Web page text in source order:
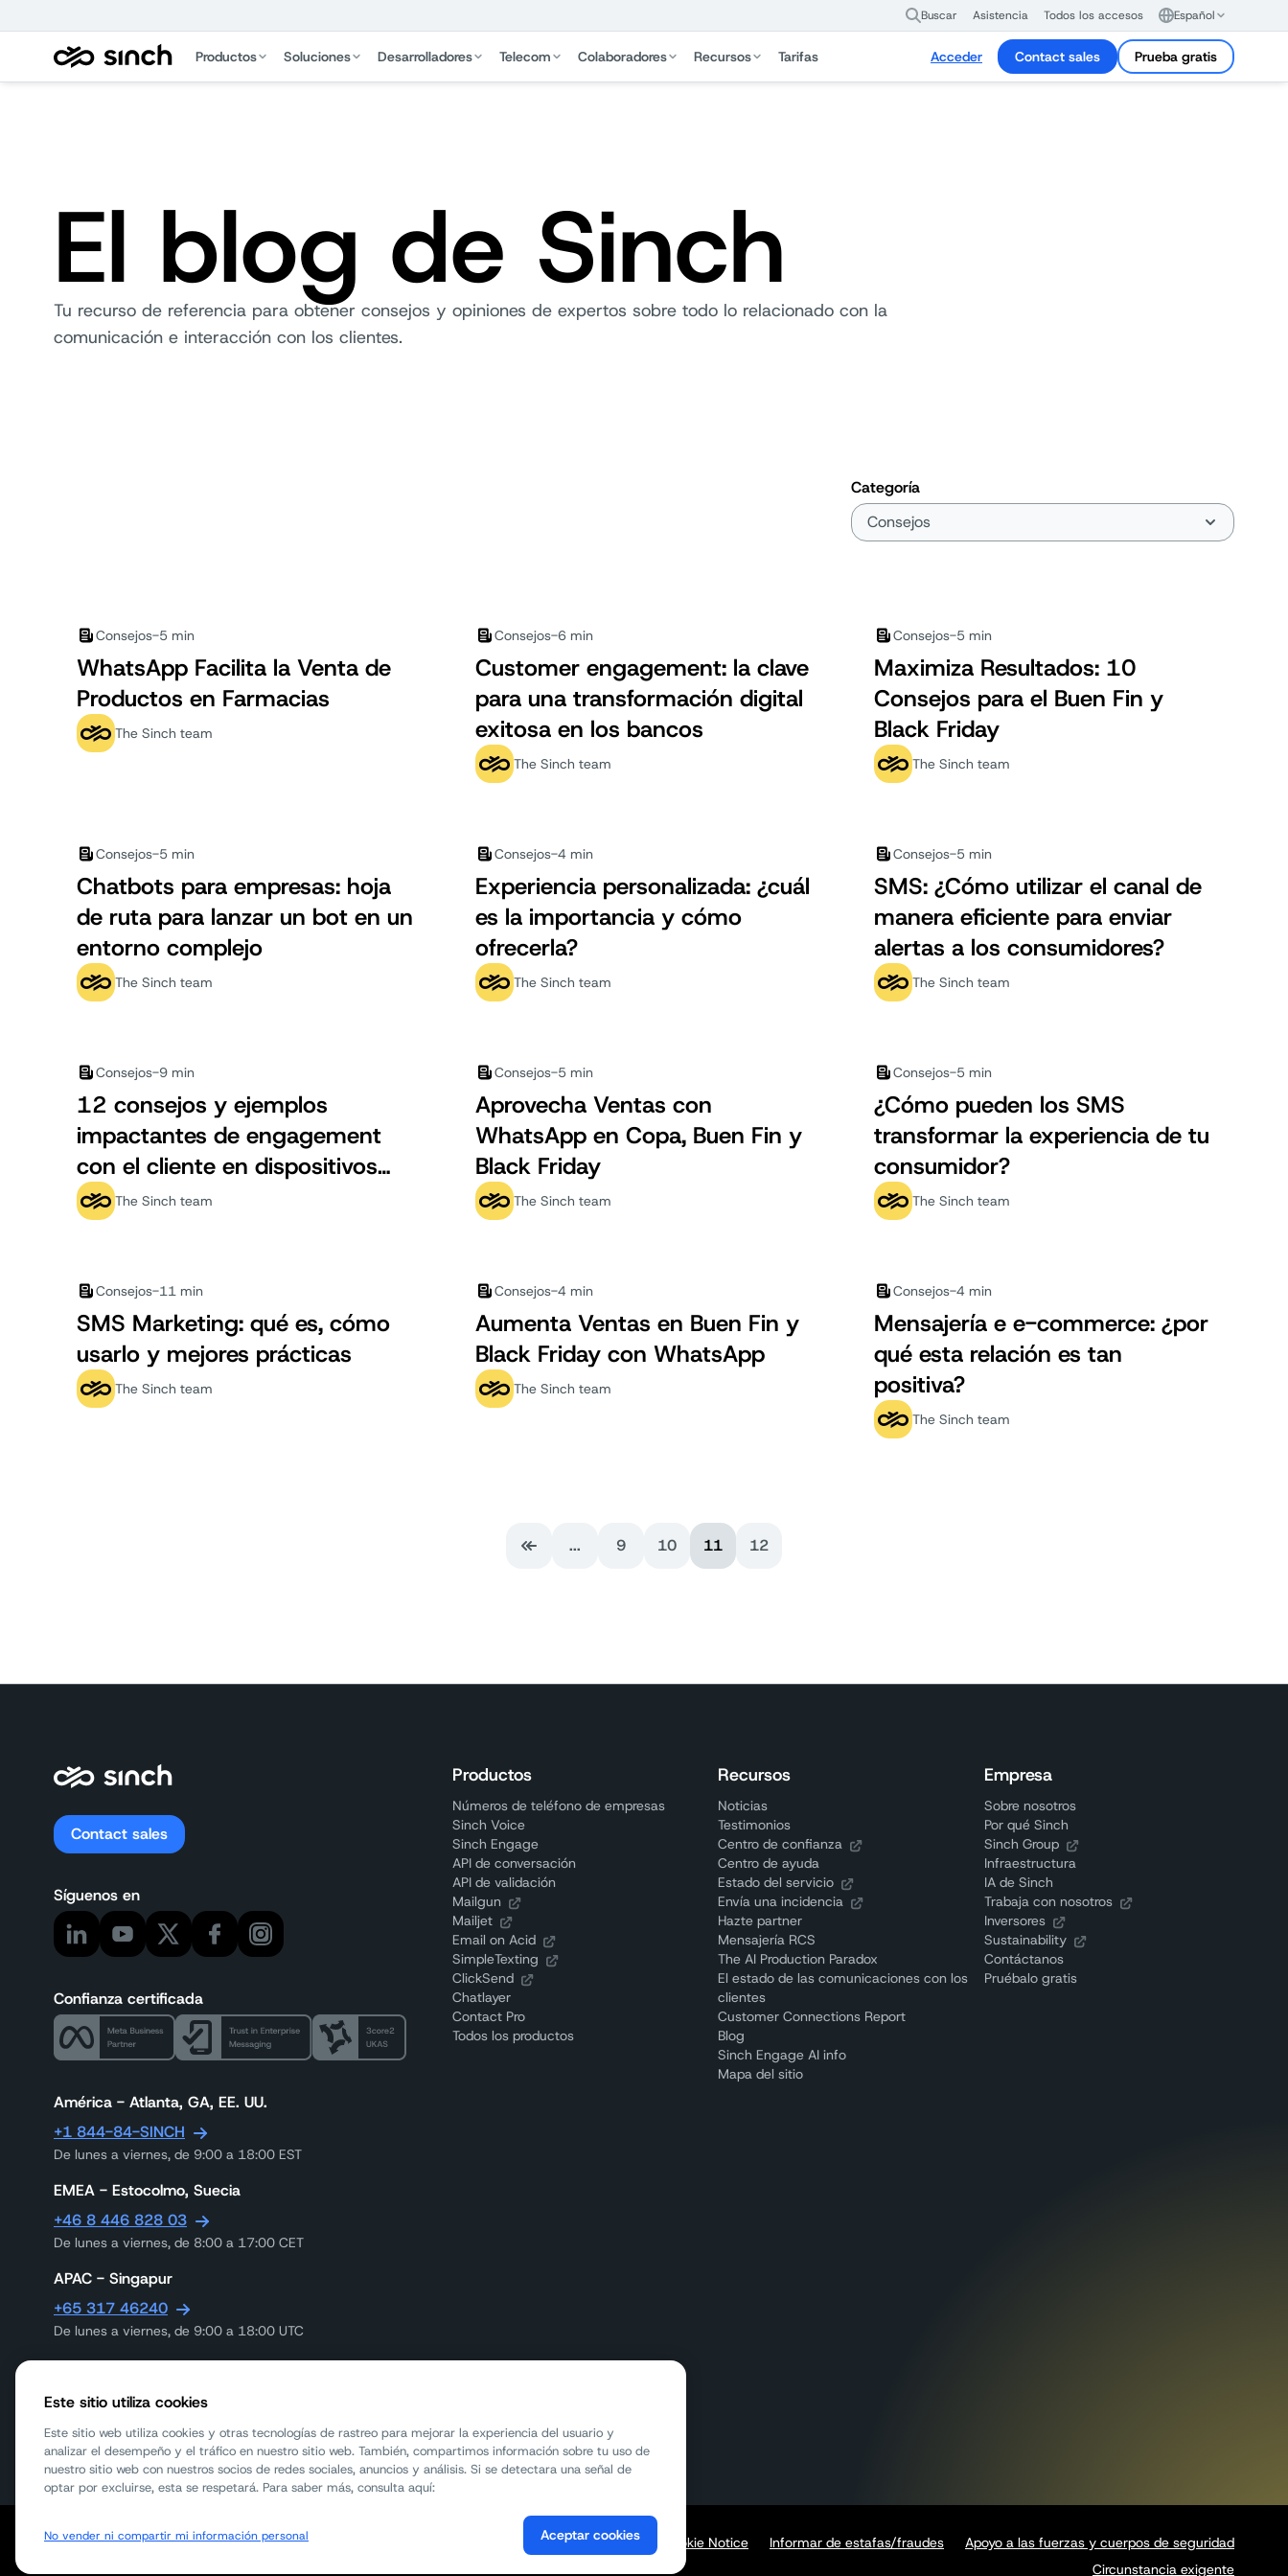
Buscar Asistencia Todos los accesos Español
Productos Soluciones Desarrolladores Telecom Colaboradores Recursos Tarifas Acceder Contact sales Prueba gratis
El blog de Sinch
Tu recurso de referencia para obtener consejos y opiniones de expertos sobre todo lo relacionado con la
comunicación e interacción con los clientes.
Categoría
Consejos-5 min
WhatsApp Facilita la Venta de
Productos en Farmacias
The Sinch team
Consejos-6 min
Customer engagement: la clave
para una transformación digital
exitosa en los bancos
The Sinch team
Consejos-5 min
Maximiza Resultados: 10
Consejos para el Buen Fin y
Black Friday
The Sinch team
Consejos-5 min
Chatbots para empresas: hoja
de ruta para lanzar un bot en un
entorno complejo
The Sinch team
Consejos-4 min
Experiencia personalizada: ¿cuál
es la importancia y cómo
ofrecerla?
The Sinch team
Consejos-5 min
SMS: ¿Cómo utilizar el canal de
manera eficiente para enviar
alertas a los consumidores?
The Sinch team
Consejos-9 min
12 consejos y ejemplos
impactantes de engagement
con el cliente en dispositivos
móvilesThe Sinch team
Consejos-5 min
Aprovecha Ventas con
WhatsApp en Copa, Buen Fin y
Black Friday
The Sinch team
Consejos-5 min
¿Cómo pueden los SMS
transformar la experiencia de tu
consumidor?
The Sinch team
Consejos-11 min
SMS Marketing: qué es, cómo
usarlo y mejores prácticas
The Sinch team
Consejos-4 min
Aumenta Ventas en Buen Fin y
Black Friday con WhatsApp
The Sinch team
Consejos-4 min
Mensajería e e-commerce: ¿por
qué esta relación es tan
positiva?
The Sinch team
Primera página
... 9 10 11 12
Contact sales
Síguenos en
Confianza certificada
América - Atlanta, GA, EE. UU.
+1 844-84-SINCH
De lunes a viernes, de 9:00 a 18:00 EST
EMEA - Estocolmo, Suecia
+46 8 446 828 03
De lunes a viernes, de 8:00 a 17:00 CET
APAC - Singapur
+65 317 46240
De lunes a viernes, de 9:00 a 18:00 UTC
APAC - Melbourne, Australia
1300 558 441
Productos
Números de teléfono de empresas
Sinch Voice
Sinch Engage
API de conversación
API de validación
Mailgun
Mailjet
Email on Acid
SimpleTexting
ClickSend
Chatlayer
Contact Pro
Todos los productos
Recursos
Noticias
Testimonios
Centro de confianza
Centro de ayuda
Estado del servicio
Envía una incidencia
Hazte partner
Mensajería RCS
The AI Production Paradox
El estado de las comunicaciones con los
clientes
Customer Connections Report
Blog
Sinch Engage AI info
Mapa del sitio
Empresa
Sobre nosotros
Por qué Sinch
Sinch Group
Infraestructura
IA de Sinch
Trabaja con nosotros
Inversores
Sustainability
Contáctanos
Pruébalo gratis
Legal Privacidad Cookie Notice Informar de estafas/fraudes
Apoyo a las fuerzas y cuerpos de seguridad
Circunstancia exigente
Este sitio utiliza cookies
Este sitio web utiliza cookies y otras tecnologías de rastreo para mejorar la experiencia del usuario y
analizar el desempeño y el tráfico en nuestro sitio web. También, compartimos información sobre tu uso de
nuestro sitio web con nuestros socios de redes sociales, anuncios y análisis. Si se detectara una señal de
optar por excluirse, esta se respetará. Para saber más, consulta aquí:
No vender ni compartir mi información personal Aceptar cookies